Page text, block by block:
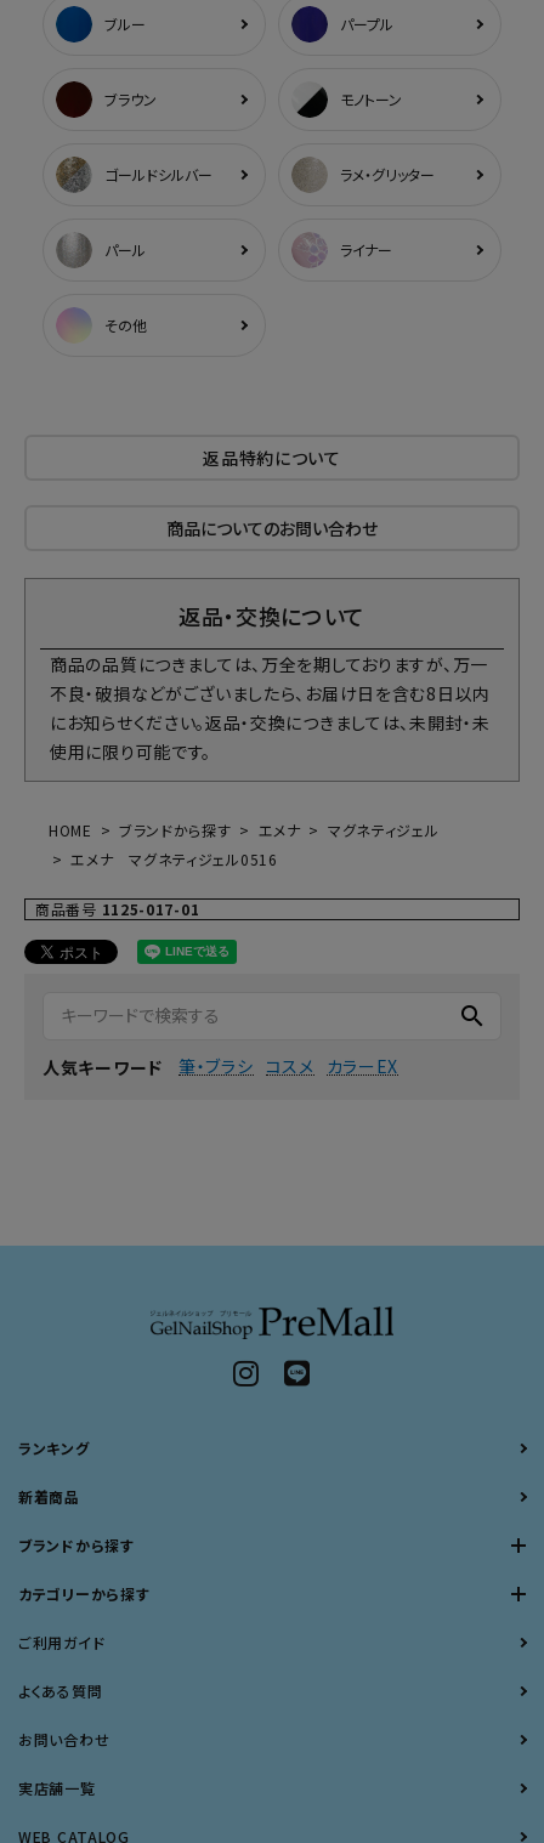
ブルー パープル
ブラウン モノトーン
ゴールドシルバー ラメ・グリッター
パール ライナー
その他
返品特約について
商品についてのお問い合わせ
返品・交換について
商品の品質につきましては、万全を期しておりますが、万一
不良・破損などがございましたら、お届け日を含む8日以内
にお知らせください。返品・交換につきましては、未開封・未
使用に限り可能です。
HOME ブランドから探す エメナ
マグネティジェル
エメナ マグネティジェル0516
商品番号 1125-017-01
search
人気キーワード 筆・ブラシ コスメ カラーEX
ランキング
新着商品
ブランドから探す
カテゴリーから探す
ご利用ガイド
よくある質問
お問い合わせ
実店舗一覧
WEB CATALOG